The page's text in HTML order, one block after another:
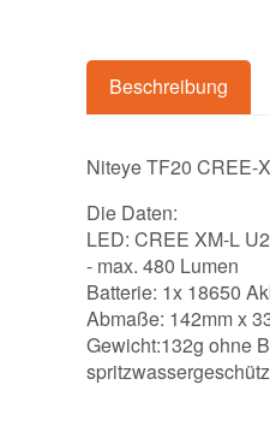
Beschreibung
Niteye TF20 CREE-
Die Daten:
LED: CREE XM-L
- max. 480 Lumen
Batterie: 1x 18650
Abmaße: 142mm x
Gewicht:132g ohne